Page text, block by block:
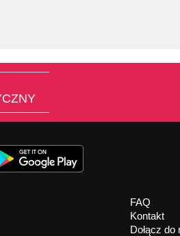
FAQ
Kontakt
Dołącz do